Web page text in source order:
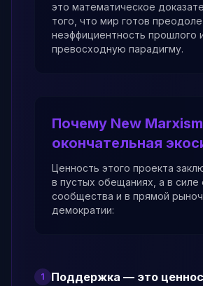
это математическое
того, что мир готов
неэффициентность прошлого
превосходную парадигму.
Почему New
окончательная
Ценность этого проекта
в пустых обещаниях, а в силе
сообщества и в прямой
демократии:
1 Поддержка — это